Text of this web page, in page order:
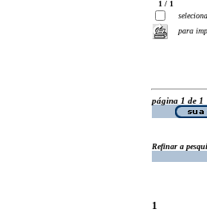
1 / 1
seleciona
para
página 1 de 1
Refinar a
1